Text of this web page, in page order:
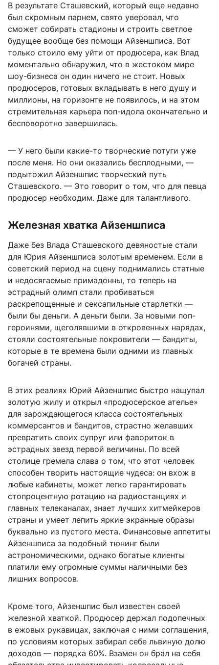
В результате Сташевский, который еще недавно
был скромным парнем, свято уверовал, что
сможет собирать стадионы и строить светлое
будущее вообще без помощи Айзеншписа. Вот
только стоило ему уйти от продюсера, как Влад
моментально обнаружил, что в жестоком мире
шоу-бизнеса он один ничего не стоит. Новых
продюсеров, готовых вкладывать в него душу и
миллионы, на горизонте не появилось, и на этом
стремительная карьера поп-идола окончательно и
бесповоротно завершилась.
— У него были какие-то творческие потуги уже
после меня. Но они оказались бесплодными, —
подытожил Айзеншпис творческий путь
Сташевского. — Это говорит о том, что для певца
продюсер необходим. Даже для талантливого.
Железная хватка Айзеншписа
Даже без Влада Сташевского девяностые стали
для Юрия Айзеншписа золотым временем. Если в
советский период на сцену поднимались статные
и недосягаемые примадонны, то теперь на
эстрадный олимп стали пробиваться
раскрепощенные и сексапильные старлетки —
были бы деньги. А деньги были. За новыми поп-
героинями, щеголявшими в откровенных нарядах,
стояли состоятельные покровители — бандиты,
которые в те времена были одними из главных
богачей страны.
В этих реалиях Юрий Айзеншпис быстро нащупал
золотую жилу и открыл «продюсерское ателье»
для зарождающегося класса состоятельных
коммерсантов и бандитов, страстно желавших
превратить своих супруг или фавориток в
эстрадных звезд первой величины. По всей
столице гремела слава о том, что этот человек
способен творить настоящие чудеса: он вхож в
любые кабинеты, может легко гарантировать
стопроцентную ротацию на радиостанциях и
главных телеканалах, знает лучших хитмейкеров
страны и умеет лепить яркие экранные образы
буквально из пустого места. Финансовые аппетиты
Айзеншписа за подобный тюнинг были
астрономическими, однако богатые клиенты
платили ему огромные суммы наличными без
лишних вопросов.
Кроме того, Айзеншпис был известен своей
железной хваткой. Продюсер держал подопечных
в ежовых рукавицах, заключая с ними соглашения,
по условиям которых забирал себе львиную долю
доходов — порядка 60%. Взамен он брал на себя